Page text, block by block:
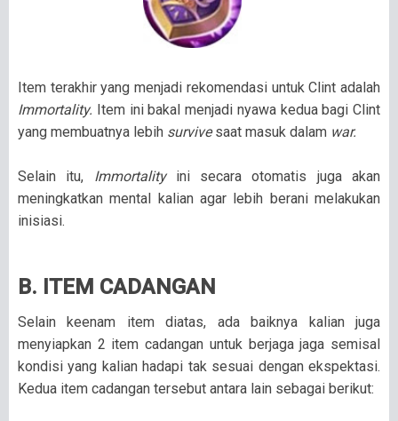
Item terakhir yang menjadi rekomendasi untuk Clint adalah
Immortality. Item ini bakal menjadi nyawa kedua bagi Clint
yang membuatnya lebih survivesaat masuk dalam war.
Selain itu, Immortalityini secara otomatis juga akan
meningkatkan mental kalian agar lebih berani melakukan
inisiasi.
B. ITEM CADANGAN
Selain keenam item diatas, ada baiknya kalian juga
menyiapkan 2 item cadangan untuk berjaga jaga semisal
kondisi yang kalian hadapi tak sesuai dengan ekspektasi.
Kedua item cadangan tersebut antara lain sebagai berikut: